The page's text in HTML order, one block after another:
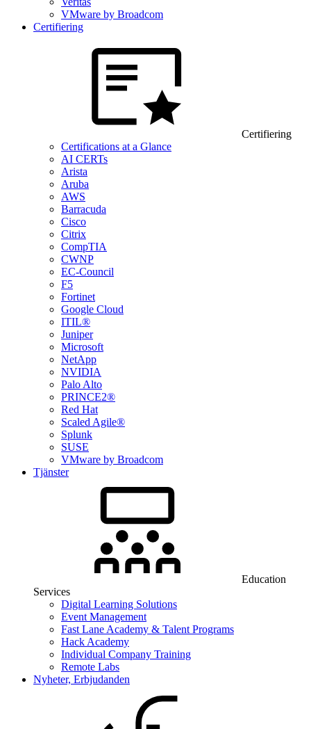
VMware by Broadcom
Certifiering
Certifiering
Certifications at a Glance
AI CERTs
Arista
Aruba
AWS
Barracuda
Cisco
Citrix
CompTIA
CWNP
EC-Council
F5
Fortinet
Google Cloud
ITIL®
Juniper
Microsoft
NetApp
NVIDIA
Palo Alto
PRINCE2®
Red Hat
Scaled Agile®
Splunk
SUSE
VMware by Broadcom
Tjänster
Education
Services
Digital Learning Solutions
Event Management
Fast Lane Academy & Talent Programs
Hack Academy
Individual Company Training
Remote Labs
Nyheter, Erbjudanden